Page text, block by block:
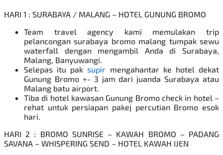
HARI 1 : SURABAYA / MALANG – HOTEL GUNUNG BROMO
Team travel agency kami memulakan trip
pelancongan surabaya bromo malang tumpak sewu
waterfall dengan mengambil Anda di Surabaya,
Malang, Banyuwangi.
Selepas itu paksupir mengahantar ke hotel dekat
Gunung Bromo +- 3 jam dari juanda Surabaya atau
Malang batu airport.
Tiba di hotel kawasan Gunung Bromo check in hotel –
rehat untuk persiapan pakej percutian Bromo esok
hari.
HARI 2 : BROMO SUNRISE – KAWAH BROMO – PADANG
SAVANA – WHISPERING SEND – HOTEL KAWAH IJEN